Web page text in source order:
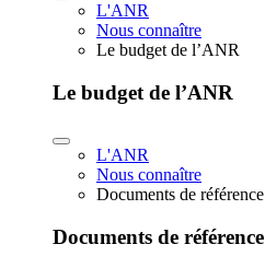
L'ANR
Nous connaître
Le budget de l’ANR
Le budget de l’ANR
L'ANR
Nous connaître
Documents de référence
Documents de référence